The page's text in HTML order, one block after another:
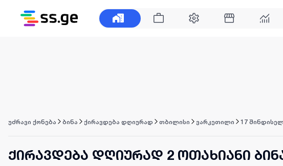
უძრავი ქონება ბინა ქირავდება დღიურად თბილისი ვარკეთილი 17
ქირავდება დღიურად 2 ოთახიანი